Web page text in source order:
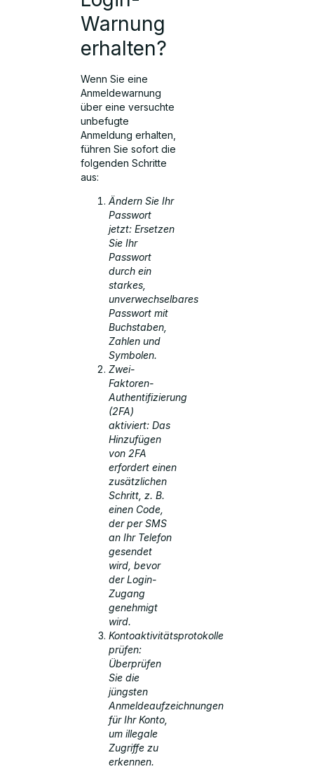
Warnung
erhalten?
Wenn Sie eine
Anmeldewarnung
über eine versuchte
unbefugte
Anmeldung erhalten,
führen Sie sofort die
folgenden Schritte
aus:
Ändern Sie Ihr
Passwort
jetzt: Ersetzen
Sie Ihr
Passwort
durch ein
starkes,
unverwechselbares
Passwort mit
Buchstaben,
Zahlen und
Symbolen.
Zwei-
Faktoren-
Authentifizierung
(2FA)
aktiviert: Das
Hinzufügen
von 2FA
erfordert einen
zusätzlichen
Schritt, z. B.
einen Code,
der per SMS
an Ihr Telefon
gesendet
wird, bevor
der Login-
Zugang
genehmigt
wird.
Kontoaktivitätsprotokolle
prüfen:
Überprüfen
Sie die
jüngsten
Anmeldeaufzeichnungen
für Ihr Konto,
um illegale
Zugriffe zu
erkennen.